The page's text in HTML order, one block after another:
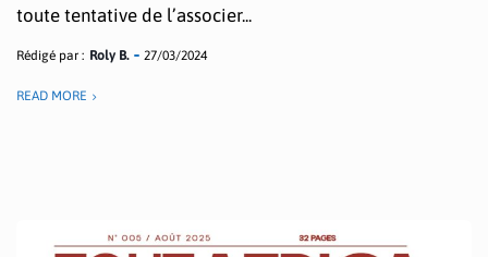
toute tentative de l’associer...
Rédigé par : Roly B. 27/03/2024
READ MORE